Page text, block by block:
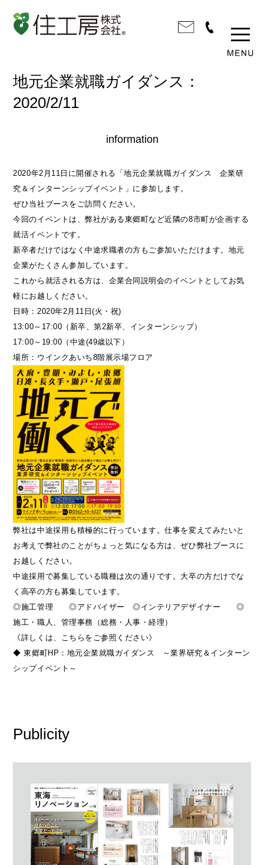
地元企業就職ガイダンス：
2020/2/11
information
2020年2月11日に開催される「地元企業就職ガイダンス 企業研
究＆インターンシップイベント」に参加します。
ぜひ当社ブースをご訪問ください。
今回のイベントは、弊社がある東郷町など近隣の8市町が企画する
就活イベントです。
新卒者だけではなく中途求職者の方もご参加いただけます。地元
企業がたくさん参加しています。
これから就活される方は、企業合同説明会のイベントとしてお気
軽にお越しください。
日時：2020年2月11日(火・祝)
13:00～17:00（新卒、第2新卒、インターンシップ）
17:00～19:00（中途(49歳以下）
場所：ウインクあいち8階展示場フロア
弊社は中途採用も積極的に行っています。仕事を変えてみたいと
お考えで弊社のことがちょっと気になる方は、ぜひ弊社ブースに
お越しください。
中途採用で募集している職種は次の通りです。大卒の方だけでな
く高卒の方も募集しています。
◎施工管理 ◎アドバイザー ◎インテリアデザイナー ◎
施工・職人、管理事務（総務・人事・経理）
《詳しくは、こちらをご参照ください》
◆ 東郷町HP：地元企業就職ガイダンス ～業界研究＆インターン
シップイベント～
Publicity